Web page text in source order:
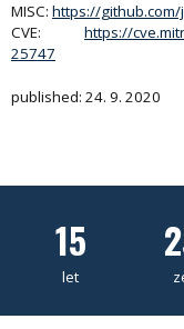
MISC: https://
CVE: https://
25747
published: 24. 9. 2020
15
let